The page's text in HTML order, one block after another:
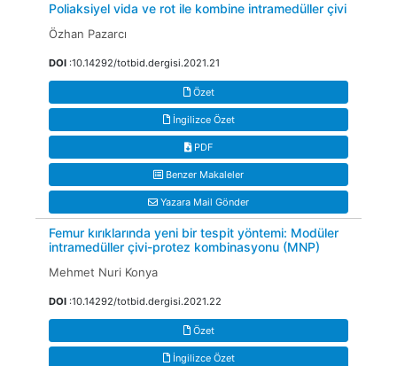
Poliaksiyel vida ve rot ile kombine intramedüller çivi
Özhan Pazarcı
DOI :10.14292/totbid.dergisi.2021.21
Özet
İngilizce Özet
PDF
Benzer Makaleler
Yazara Mail Gönder
Femur kırıklarında yeni bir tespit yöntemi: Modüler
intramedüller çivi-protez kombinasyonu (MNP)
Mehmet Nuri Konya
DOI :10.14292/totbid.dergisi.2021.22
Özet
İngilizce Özet